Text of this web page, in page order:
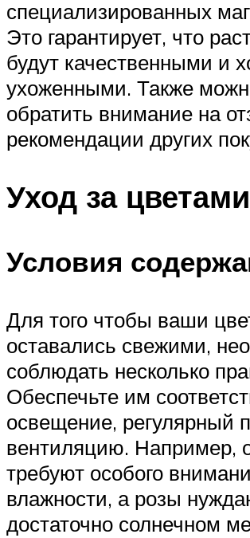
специализированных
Это гарантирует, что
будут качественными и
ухоженными. Также
обратить внимание на
рекомендации других
Уход за цветами
Условия
Для того чтобы ваши
оставались свежими,
соблюдать несколько
Обеспечьте им
освещение, регулярный
вентиляцию. Например,
требуют особого
влажности, а розы
достаточно солнечном